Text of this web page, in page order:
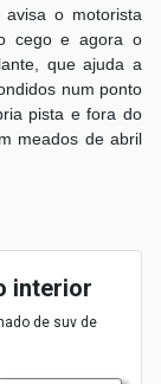
avisa o motorista
cego e agora o
que ajuda a
num ponto
pista e fora do
meados de abril
interior
de suv de